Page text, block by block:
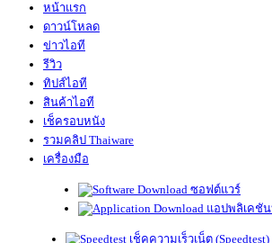
หน้าแรก
ดาวน์โหลด
ข่าวไอที
รีวิว
ทิปส์ไอที
สินค้าไอที
เช็ครอบหนัง
รวมคลิป Thaiware
เครื่องมือ
ซอฟต์แวร์
แอปพลิเคชั
เช็คความเร็วเน็ต (Speedtest)